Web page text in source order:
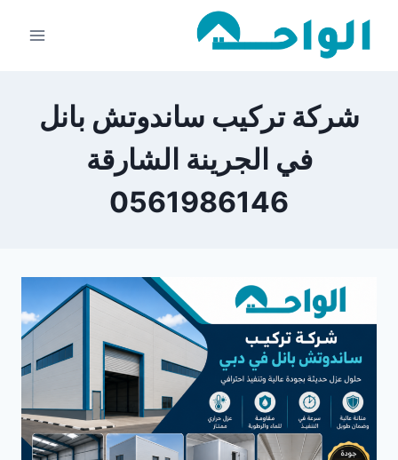
شركة تركيب ساندوتش بانل
في الجرينة الشارقة
0561986146